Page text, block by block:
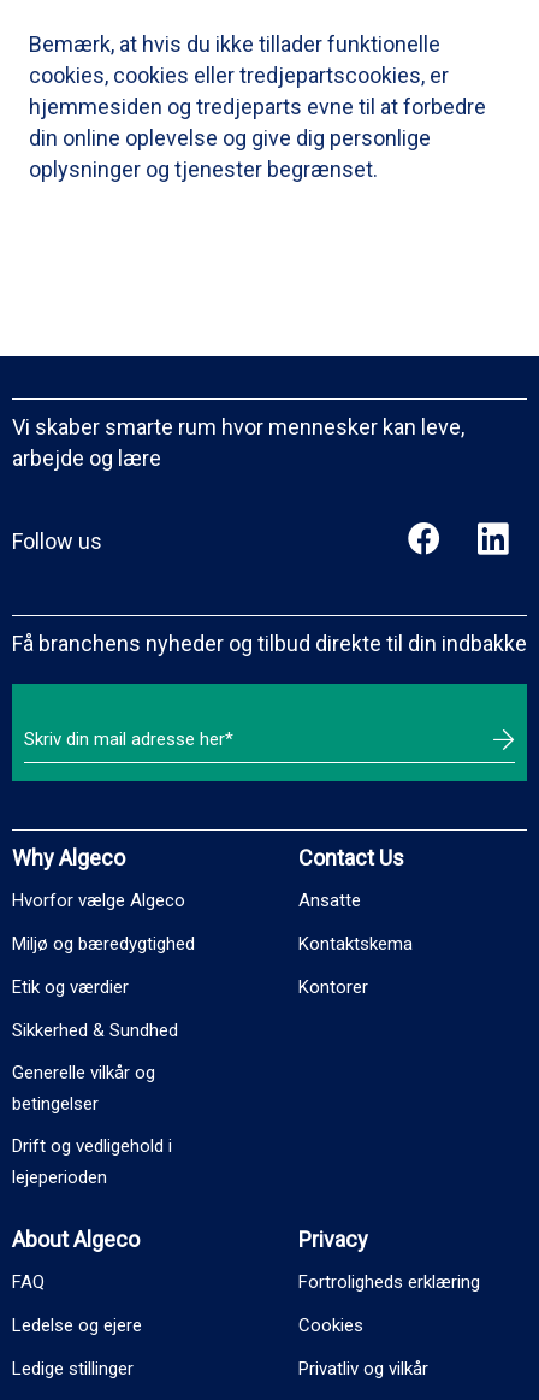
Bemærk, at hvis du ikke tillader funktionelle
cookies, cookies eller tredjepartscookies, er
hjemmesiden og tredjeparts evne til at forbedre
din online oplevelse og give dig personlige
oplysninger og tjenester begrænset.
Vi skaber smarte rum hvor mennesker kan leve,
arbejde og lære
Follow us
Få branchens nyheder og tilbud direkte til din indbakke
Why Algeco
Hvorfor vælge Algeco
Miljø og bæredygtighed
Etik og værdier
Sikkerhed & Sundhed
Generelle vilkår og
betingelser
Drift og vedligehold i
lejeperioden
Contact Us
Ansatte
Kontaktskema
Kontorer
About Algeco
FAQ
Ledelse og ejere
Ledige stillinger
Privacy
Fortroligheds erklæring
Cookies
Privatliv og vilkår